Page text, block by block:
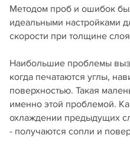
Методом проб и ошибок
идеальными настройками
скорости при толщине
Наибольшие проблемы
когда печатаются углы,
поверхностью. Такая
именно этой проблемой.
охлаждении предыдущих
- получаются сопли и